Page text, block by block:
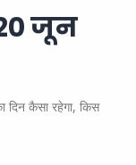
जून
कैसा रहेगा, किस